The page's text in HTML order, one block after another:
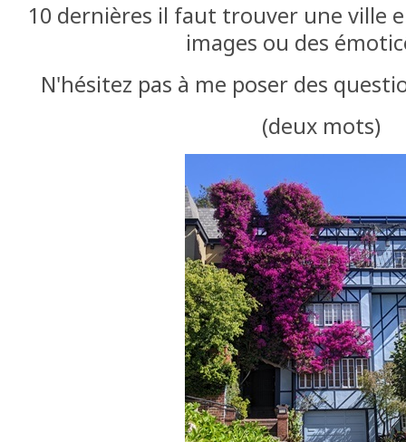
10 dernières il faut trouver une ville
images ou des
N'hésitez pas à me poser des
(deux mots)